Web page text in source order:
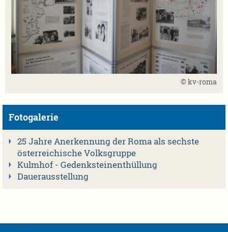
© kv-roma
Fotogalerie
25 Jahre Anerkennung der Roma als sechste
österreichische Volksgruppe
Kulmhof - Gedenksteinenthüllung
Dauerausstellung